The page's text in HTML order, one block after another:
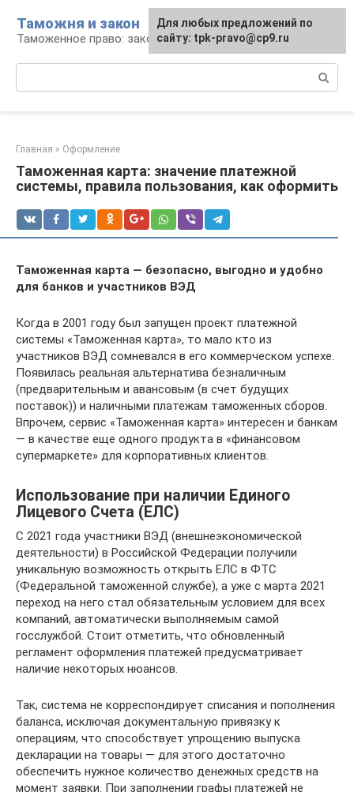
контенту
Таможня и закон
Таможенное право: законы и их применение
Главная » Оформление
Таможенная карта: значение платежной
системы, правила пользования, как оформить
Таможенная карта — безопасно, выгодно и удобно
для банков и участников ВЭД
Когда в 2001 году был запущен проект платежной
системы «Таможенная карта», то мало кто из
участников ВЭД сомневался в его коммерческом успехе.
Появилась реальная альтернатива безналичным
(предварительным и авансовым (в счет будущих
поставок)) и наличными платежам таможенных сборов.
Впрочем, сервис «Таможенная карта» интересен и банкам
— в качестве еще одного продукта в «финансовом
супермаркете» для корпоративных клиентов.
Использование при наличии Единого
Лицевого Счета (ЕЛС)
С 2021 года участники ВЭД (внешнеэкономической
деятельности) в Российской Федерации получили
уникальную возможность открыть ЕЛС в ФТС
(Федеральной таможенной службе), а уже с марта 2021
переход на него стал обязательным условием для всех
компаний, автоматически выполняемым самой
госслужбой. Стоит отметить, что обновленный
регламент оформления платежей предусматривает
наличие некоторых нюансов.
Так, система не корреспондирует списания и пополнения
баланса, исключая документальную привязку к
операциям, что способствует упрощению выпуска
декларации на товары — для этого достаточно
обеспечить нужное количество денежных средств на
момент заявки. При заполнении графы платежей не
Для любых предложений по
сайту: tpk-pravo@cp9.ru